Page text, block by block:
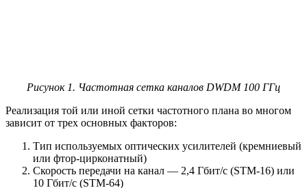
Рисунок 1. Частотная сетка каналов DWDM 100 ГГц
Реализация той или иной сетки частотного плана во многом
зависит от трех основных факторов:
Тип используемых оптических усилителей (кремниевый
или фтор-цирконатный)
Скорость передачи на канал — 2,4 Гбит/с (STM-16) или
10 Гбит/с (STM-64)